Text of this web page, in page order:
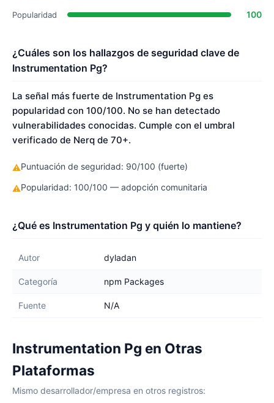
Popularidad 100
¿Cuáles son los hallazgos de seguridad clave de
Instrumentation Pg?
La señal más fuerte de Instrumentation Pg es
popularidad con 100/100. No se han detectado
vulnerabilidades conocidas. Cumple con el umbral
verificado de Nerq de 70+.
⚠Puntuación de seguridad: 90/100 (fuerte)
⚠Popularidad: 100/100 — adopción comunitaria
¿Qué es Instrumentation Pg y quién lo mantiene?
Autor dyladan
Categoría npm Packages
Fuente N/A
Instrumentation Pg en Otras
Plataformas
Mismo desarrollador/empresa en otros registros: